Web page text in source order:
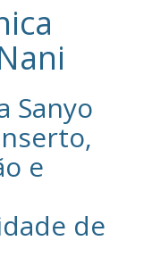
Sanyo‎
e
de